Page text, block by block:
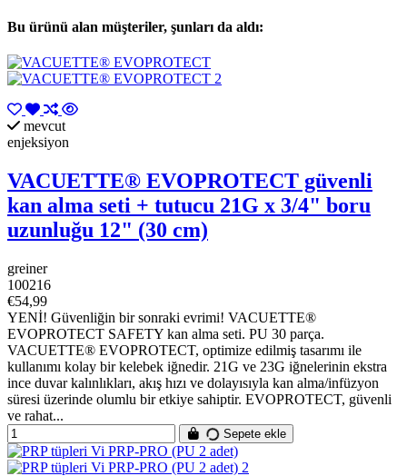
Bu ürünü alan müşteriler, şunları da aldı:
mevcut
enjeksiyon
VACUETTE® EVOPROTECT güvenli
kan alma seti + tutucu 21G x 3/4" boru
uzunluğu 12" (30 cm)
greiner
100216
€54,99
YENİ! Güvenliğin bir sonraki evrimi! VACUETTE®
EVOPROTECT SAFETY kan alma seti. PU 30 parça.
VACUETTE® EVOPROTECT, optimize edilmiş tasarımı ile
kullanımı kolay bir kelebek iğnedir. 21G ve 23G iğnelerinin ekstra
ince duvar kalınlıkları, akış hızı ve dolayısıyla kan alma/infüzyon
süresi üzerinde olumlu bir etkiye sahiptir. EVOPROTECT, güvenli
ve rahat...
Sepete ekle